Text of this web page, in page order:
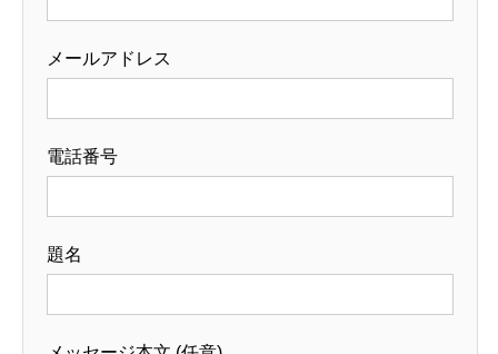
メールアドレス
電話番号
題名